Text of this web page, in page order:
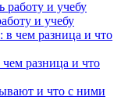
и учебу
разница и что